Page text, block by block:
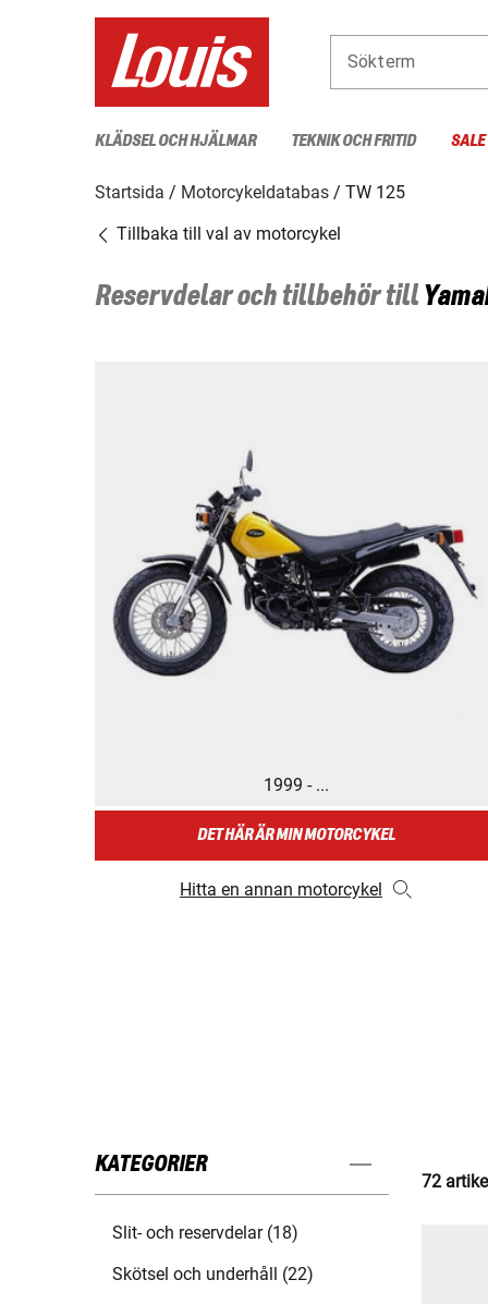
Sökterm
KLÄDSEL OCH HJÄLMAR TEKNIK OCH FRITID
Startsida Motorcykeldatabas
TW 125
Tillbaka till val av motorcykel
Reservdelar och tillbehör till
1999 - ...
DET HÄR ÄR MIN MOTORCYKEL
Hitta en annan motorcykel
KATEGORIER
Slit- och reservdelar (18)
Skötsel och underhåll (22)
72